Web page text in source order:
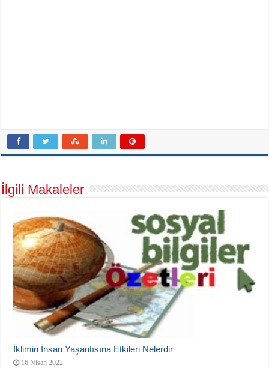
İlgili Makaleler
İklimin İnsan Yaşantısına Etkileri Nelerdir
16 Nisan 2022